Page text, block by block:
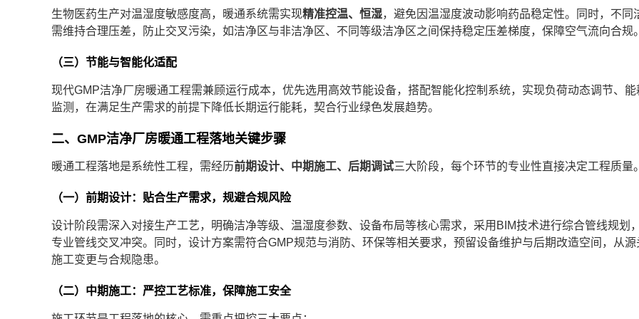
生物医药生产对温湿度敏感度高，暖通系统需实现精准控温、恒湿，避免因温湿度波动影响药品稳定性。同时，不同
需维持合理压差，防止交叉污染，如洁净区与非洁净区、不同等级洁净区之间保持稳定压差梯度，保障空气流向合规
（三）节能与智能化适配
现代GMP洁净厂房暖通工程需兼顾运行成本，优先选用高效节能设备，搭配智能化控制系统，实现负荷动态调节、能
监测，在满足生产需求的前提下降低长期运行能耗，契合行业绿色发展趋势。
二、GMP洁净厂房暖通工程落地关键步骤
暖通工程落地是系统性工程，需经历前期设计、中期施工、后期调试三大阶段，每个环节的专业性直接决定工程质量
（一）前期设计：贴合生产需求，规避合规风险
设计阶段需深入对接生产工艺，明确洁净等级、温湿度参数、设备布局等核心需求，采用BIM技术进行综合管线规划
专业管线交叉冲突。同时，设计方案需符合GMP规范与消防、环保等相关要求，预留设备维护与后期改造空间，从源
施工变更与合规隐患。
（二）中期施工：严控工艺标准，保障施工安全